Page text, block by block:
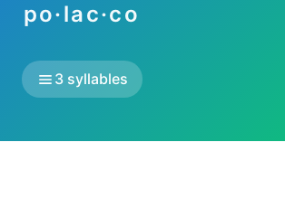
po·lac·co
3 syllables